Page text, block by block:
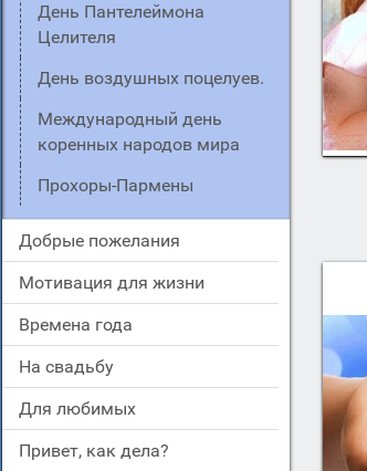
день Пантелеймона
Целителя
День воздушных поцелуев.
Международный день
коренных народов мира
Прохоры-Пармены
добрые пожелания
мотивация для жизни
времена года
на свадьбу
для любимых
привет, как дела?